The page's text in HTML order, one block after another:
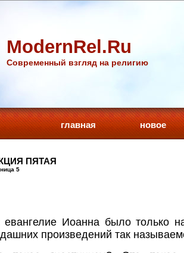
ModernRel.Ru
Cовременный взгляд на религию
главная новое
ПЯТАЯ
5
евангелие Иоанна было только
произведений так